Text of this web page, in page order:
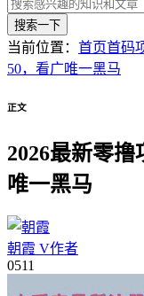
搜索一下
当前位置： 首页首码
50，看广唯一黑马
正文
2026最新零
唯一黑马
朝霞 V作者
0511